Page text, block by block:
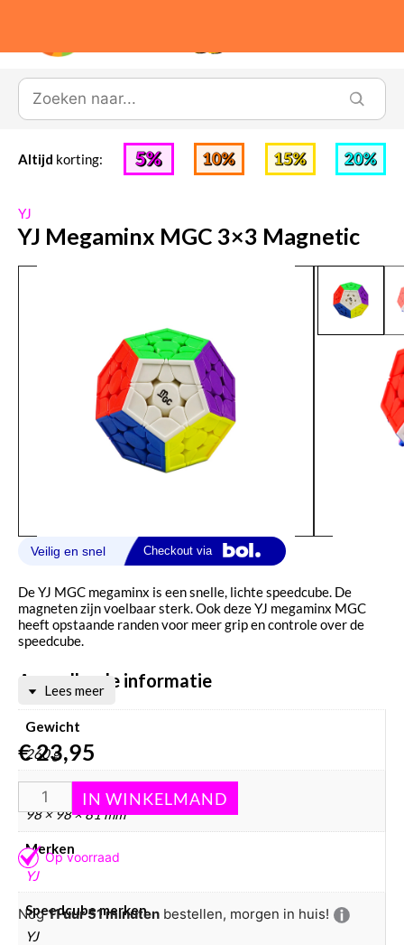
Altijd korting:
De YJ MGC megaminx is een snelle, lichte speedcube. De
magneten zijn voelbaar sterk. Ook deze YJ megaminx MGC
heeft opstaande randen voor meer grip en controle over de
speedcube.
Aanvullende informatie
Gewicht
260 g
Afmetingen
98 × 98 × 81 mm
Merken
YJ
Speedcube merken
YJ
Lees meer
€23,95
Nog11 uur 51 minuten bestellen, morgen in huis!
YJ
YJ Megaminx MGC 3×3 Magnetic